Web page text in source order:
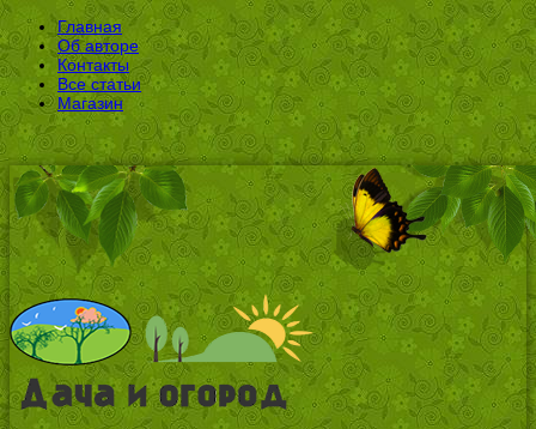
Главная
Об авторе
Контакты
Все статьи
Магазин